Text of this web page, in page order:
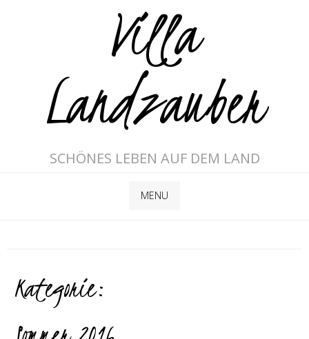
Villa
Landzauber
SCHÖNES LEBEN AUF DEM LAND
MENU
Kategorie: